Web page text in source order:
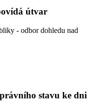
útvar
- odbor dohledu nad
stavu ke dni